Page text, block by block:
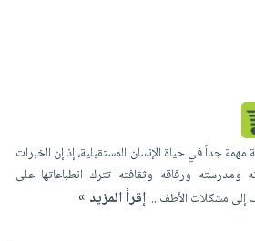
جداً في حياة الإنسان المستقبلية، إذ إن الخبرات
ومدرسته ورفاقه وثقافته تترك انطباعاتها على
إلى مشكلات الأطف... إقرأ المزيد »